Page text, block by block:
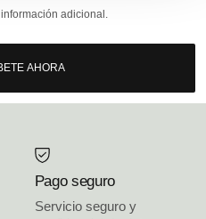
adicional.
AHORA
Pago seguro
Servicio seguro y